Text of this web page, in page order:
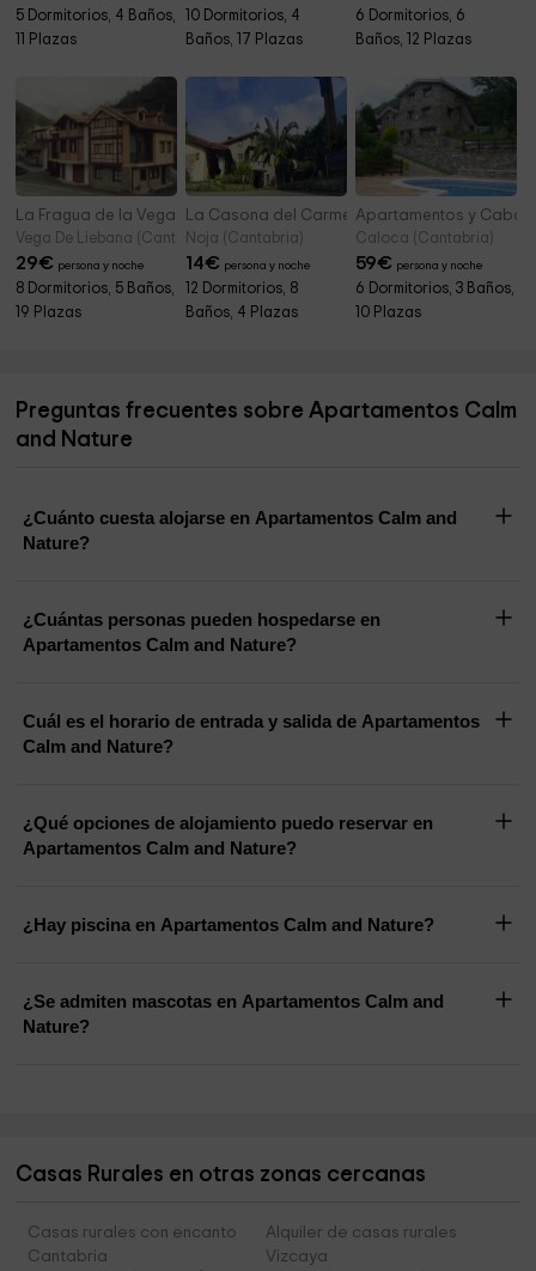
5 Dormitorios, 4 Baños,
11 Plazas
10 Dormitorios, 4
Baños, 17 Plazas
6 Dormitorios, 6
Baños, 12 Plazas
La Fragua de la Vega
Vega De Liebana (Cantabria)
29€ persona y noche
8 Dormitorios, 5 Baños,
19 Plazas
La Casona del Carmen
Noja (Cantabria)
14€ persona y noche
12 Dormitorios, 8
Baños, 4 Plazas
Apartamentos y
Caloca (Cantabria)
59€ persona y noche
6 Dormitorios, 3 Baños,
10 Plazas
Preguntas frecuentes sobre Apartamentos Calm
and Nature
¿Cuánto cuesta alojarse en Apartamentos Calm and
Nature?
¿Cuántas personas pueden hospedarse en
Apartamentos Calm and Nature?
Cuál es el horario de entrada y salida de Apartamentos
Calm and Nature?
¿Qué opciones de alojamiento puedo reservar en
Apartamentos Calm and Nature?
¿Hay piscina en Apartamentos Calm and Nature?
¿Se admiten mascotas en Apartamentos Calm and
Nature?
Casas Rurales en otras zonas cercanas
Casas rurales con encanto
Cantabria
Alquiler de casas rurales
Vizcaya